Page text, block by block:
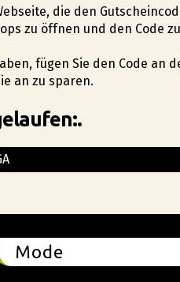
die den
zu öffnen und den Code
fügen Sie den Code an
an zu sparen.
Mode